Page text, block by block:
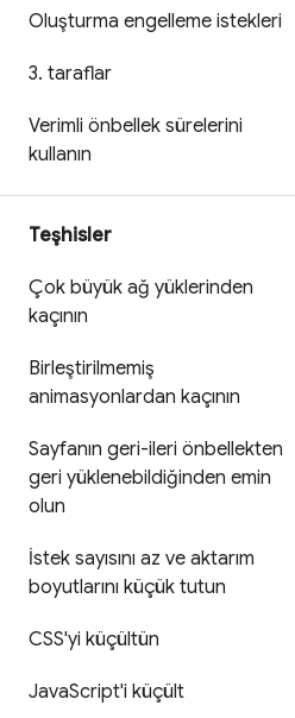
Oluşturma engelleme istekleri
3. taraflar
Verimli önbellek sürelerini
kullanın
Teşhisler
Çok büyük ağ yüklerinden
kaçının
Birleştirilmemiş
animasyonlardan kaçının
Sayfanın geri-ileri önbellekten
geri yüklenebildiğinden emin
olun
İstek sayısını az ve aktarım
boyutlarını küçük tutun
CSS'yi küçültün
JavaScript'i küçült